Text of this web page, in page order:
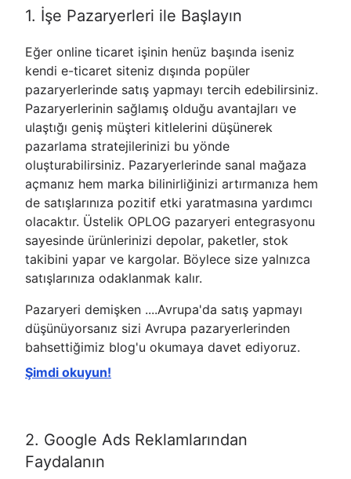
1. İşe Pazaryerleri ile Başlayın
Eğer online ticaret işinin henüz başında iseniz
kendi e-ticaret siteniz dışında popüler
pazaryerlerinde satış yapmayı tercih edebilirsiniz.
Pazaryerlerinin sağlamış olduğu avantajları ve
ulaştığı geniş müşteri kitlelerini düşünerek
pazarlama stratejilerinizi bu yönde
oluşturabilirsiniz. Pazaryerlerinde sanal mağaza
açmanız hem marka bilinirliğinizi artırmanıza hem
de satışlarınıza pozitif etki yaratmasına yardımcı
olacaktır. Üstelik OPLOG pazaryeri entegrasyonu
sayesinde ürünlerinizi depolar, paketler, stok
takibini yapar ve kargolar. Böylece size yalnızca
satışlarınıza odaklanmak kalır.
Pazaryeri demişken ....Avrupa'da satış yapmayı
düşünüyorsanız sizi Avrupa pazaryerlerinden
bahsettiğimiz blog'u okumaya davet ediyoruz.
Şimdi okuyun!
2. Google Ads Reklamlarından
Faydalanın